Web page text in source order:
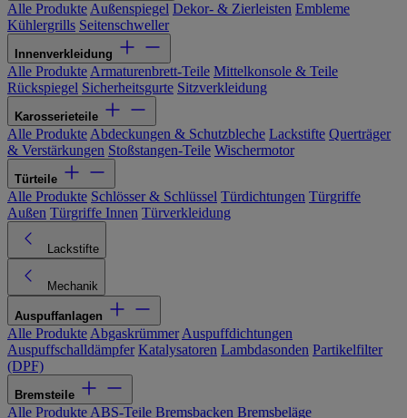
Alle Produkte Außenspiegel Dekor- & Zierleisten Embleme
Kühlergrills Seitenschweller
Innenverkleidung
Alle Produkte Armaturenbrett-Teile Mittelkonsole & Teile
Rückspiegel Sicherheitsgurte Sitzverkleidung
Karosserieteile
Alle Produkte Abdeckungen & Schutzbleche Lackstifte Querträger
& Verstärkungen Stoßstangen-Teile Wischermotor
Türteile
Alle Produkte Schlösser & Schlüssel Türdichtungen Türgriffe
Außen Türgriffe Innen Türverkleidung
Lackstifte
Mechanik
Auspuffanlagen
Alle Produkte Abgaskrümmer Auspuffdichtungen
Auspuffschalldämpfer Katalysatoren Lambdasonden Partikelfilter
(DPF)
Bremsteile
Alle Produkte ABS-Teile Bremsbacken Bremsbeläge